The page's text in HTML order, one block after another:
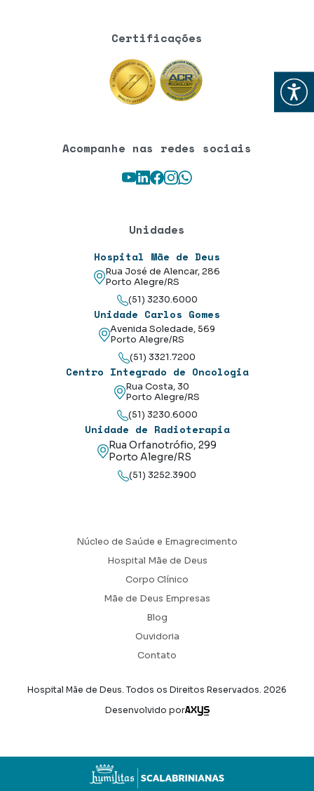
Abrir
Certificações
Acompanhe nas redes sociais
Youtube
LinkedIn
Facebook
Instagram
WhatsApp
Unidades
Hospital Mãe de Deus
Rua José de Alencar, 286
Porto Alegre/RS
(51) 3230.6000
Unidade Carlos Gomes
Avenida Soledade, 569
Porto Alegre/RS
(51) 3321.7200
Centro Integrado de Oncologia
Rua Costa, 30
Porto Alegre/RS
(51) 3230.6000
Unidade de Radioterapia
Rua Orfanotrófio, 299
Porto Alegre/RS
(51) 3252.3900
Núcleo de Saúde e Emagrecimento
Hospital Mãe de Deus
Corpo Clínico
Mãe de Deus Empresas
Blog
Ouvidoria
Contato
Hospital Mãe de Deus. Todos os Direitos Reservados. 2026
Desenvolvido por
Axysweb